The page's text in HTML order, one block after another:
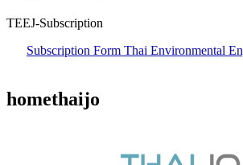
TEEJ-Subscription
Subscription Form Thai Environmental
homethaijo